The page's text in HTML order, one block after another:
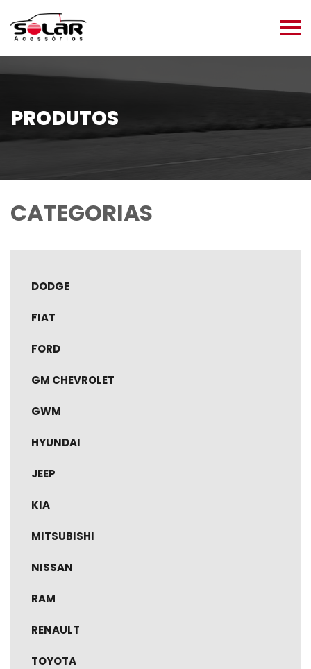
PRODUTOS
CATEGORIAS
DODGE
FIAT
FORD
GM CHEVROLET
GWM
HYUNDAI
JEEP
KIA
MITSUBISHI
NISSAN
RAM
RENAULT
TOYOTA